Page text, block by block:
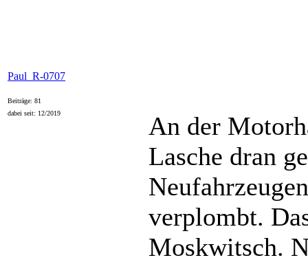
Paul_R-0707
Beiträge: 81
dabei seit: 12/2019
An der
Lasche dran
verplombt.
Moskwitsch.